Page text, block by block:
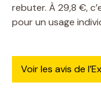
rebuter. À 29,8 €,
pour un usage
Voir les avis de